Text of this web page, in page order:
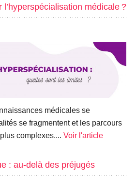
l’hyperspécialisation médicale ?
médicales se
se fragmentent et les parcours
complexes.... Voir l'article
: au-delà des préjugés